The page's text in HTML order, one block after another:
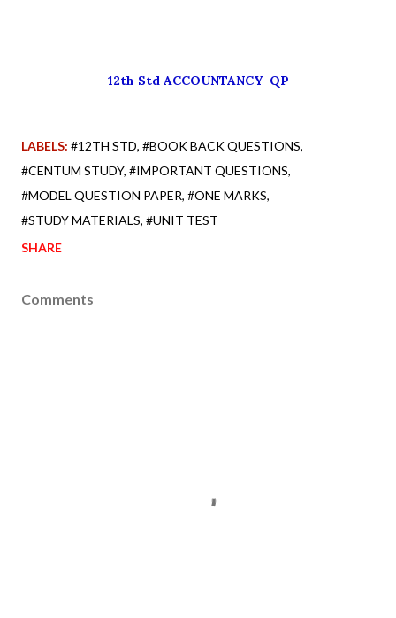
12th Std ACCOUNTANCY QP
LABELS: #12TH STD #BOOK BACK QUESTIONS
#CENTUM STUDY #IMPORTANT QUESTIONS
#MODEL QUESTION PAPER #ONE MARKS
#STUDY MATERIALS #UNIT TEST
SHARE
Comments